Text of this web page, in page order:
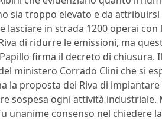
sia troppo elevato e da attribuirsi
lasciare in strada 1200 operai
di ridurre le emissioni, ma
firma il decreto di chiusura.
ministero Corrado Clini che si
la proposta dei Riva di
sospesa ogni attività
unanime consenso nel chiedere